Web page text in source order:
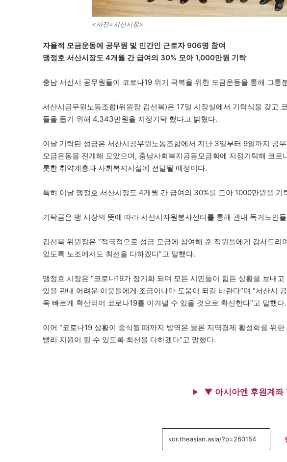
<사진=서산시청>
자율적 모금운동에 공무원 및 민간인 근로자 906명 참여
맹정호 서산시장도 4개월 간 급여의 30% 모아 1,000만원 기탁
충남 서산시 공무원들이 코로나19 위기 극복을 위한 모금운동을 통해 고통
서산시공무원노동조합(위원장 김선복)은 17일 시장실에서 기탁식을 갖고
들을 돕기 위해 4,343만원을 지정기탁 했다고 밝혔다.
이날 기탁된 성금은 서산시공무원노동조합에서 지난 3일부터 9일까지 공
모금운동을 전개해 모았으며, 충남사회복지공동모금회에 지정기탁해 코
롯한 취약계층과 사회복지시설에 전달될 예정이다.
특히 이날 맹정호 서산시장도 4개월 간 급여의 30%를 모아 1000만원을 기
기탁금은 맹 시장의 뜻에 따라 서산시자원봉사센터를 통해 관내 독거노인
김선복 위원장은 “적극적으로 성금 모금에 참여해 준 직원들에게 감사드
있도록 노조에서도 최선을 다하겠다”고 말했다.
맹정호 시장은 “코로나19가 장기화 되며 모든 시민들이 힘든 상황을 보내
있을 관내 어려운 이웃들에게 조금이나마 도움이 되길 바란다”며 “서산시
욱 빠르게 확산되어 코로나19를 이겨낼 수 있을 것으로 확신한다”고 말했다.
이어 “코로나19 상황이 종식될 때까지 방역은 물론 지역경제 활성화를 위
빨리 지원이 될 수 있도록 최선을 다하겠다”고 말했다.
▼ 아시아엔 후원계